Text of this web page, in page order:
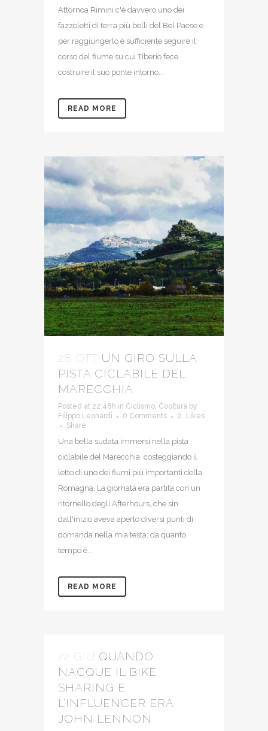
Attornoa Rimini c'è davvero uno dei
fazzoletti di terra più belli del Bel Paese e
per raggiungerlo è sufficiente seguire il
corso del fiume su cui Tiberio fece
costruire il suo ponte intorno...
READ MORE
28 OTT UN GIRO SULLA
PISTA CICLABILE DEL
MARECCHIA
Posted at 22:48h in Ciclismo, Cooltura by
Filippo Leonardi
0 Comments 0
Likes
Share
Una bella sudata immersi nella pista
ciclabile del Marecchia, costeggiando il
letto di uno dei fiumi più importanti della
Romagna. La giornata era partita con un
ritornello degli Afterhours, che sin
dall'inizio aveva aperto diversi punti di
domanda nella mia testa: da quanto
tempo è...
READ MORE
22 GIU QUANDO
NACQUE IL BIKE
SHARING E
L’INFLUENCER ERA
JOHN LENNON